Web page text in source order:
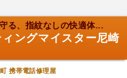
る、指紋なしの快適体...
ングマイスター尼崎
携帯電話修理屋